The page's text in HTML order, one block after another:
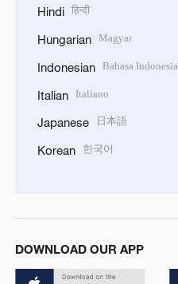
Hindi हिन्दी
Hungarian Magyar
Indonesian Bahasa Indonesia
Italian Italiano
Japanese 日本語
Korean 한국어
DOWNLOAD OUR APP